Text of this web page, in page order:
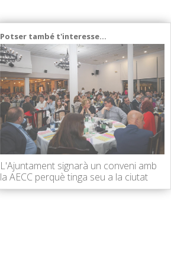
Potser també t'interesse...
L'Ajuntament signarà un conveni amb
la AECC perquè tinga seu a la ciutat